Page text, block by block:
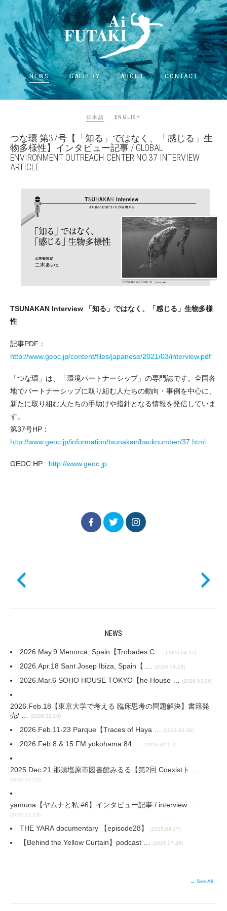
NEWS GALLERY ABOUT CONTACT
日本語 ENGLISH
つな環 第37号【「知る」ではなく、「感じる」生
物多様性】インタビュー記事 / GLOBAL
ENVIRONMENT OUTREACH CENTER NO.37 INTERVIEW
ARTICLE
TSUNAKAN Interview 「知る」ではなく、「感じる」生物多様
性
記事PDF：
http://www.geoc.jp/content/files/japanese/2021/03/interview.pdf
「つな環」は、「環境パートナーシップ」の専門誌です。全国各
地でパートナーシップに取り組む人たちの動向・事例を中心に、
新たに取り組む人たちの手助けや指針となる情報を発信していま
す。
第37号HP：
http://www.geoc.jp/information/tsunakan/backnumber/37.html
GEOC HP : http://www.geoc.jp
NEWS
2026.May.9 Menorca, Spain【Trobades C … (2026.04.25)
2026.Apr.18 Sant Josep Ibiza, Spain【 … (2026.04.18)
2026.Mar.6 SOHO HOUSE TOKYO【he House … (2026.03.06)
2026.Feb.18【東京大学で考える 臨床思考の問題解決】書籍発
売/ … (2026.02.18)
2026.Feb.11-23 Parque【Traces of Haya … (2026.02.08)
2026.Feb.8 & 15 FM yokohama 84. … (2026.02.07)
2025.Dec.21 那須塩原市図書館みるる【第2回 Coexistト …
(2025.12.21)
yamuna【ヤムナと私 #6】インタビュー記事 / interview …
(2025.11.13)
THE YARA documentary 【episode28】 (2025.09.17)
【Behind the Yellow Curtain⁠】podcast … (2025.07.29)
→ See All